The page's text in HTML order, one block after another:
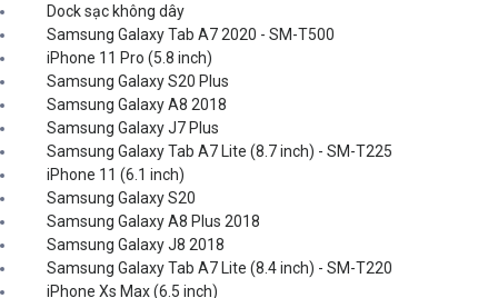
Dock sạc không dây
Samsung Galaxy Tab A7 2020 - SM-T500
iPhone 11 Pro (5.8 inch)
Samsung Galaxy S20 Plus
Samsung Galaxy A8 2018
Samsung Galaxy J7 Plus
Samsung Galaxy Tab A7 Lite (8.7 inch) - SM-T225
iPhone 11 (6.1 inch)
Samsung Galaxy S20
Samsung Galaxy A8 Plus 2018
Samsung Galaxy J8 2018
Samsung Galaxy Tab A7 Lite (8.4 inch) - SM-T220
iPhone Xs Max (6.5 inch)